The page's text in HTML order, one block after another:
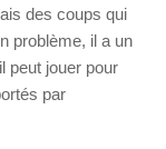
des coups qui
problème, il a un
peut jouer pour
par